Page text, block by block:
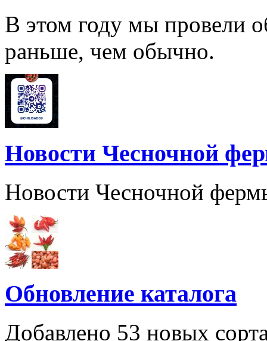
В этом году мы провели
раньше, чем обычно.
Новости Чесночной
Новости Чесночной
Обновление каталога
Добавлено 53 новых